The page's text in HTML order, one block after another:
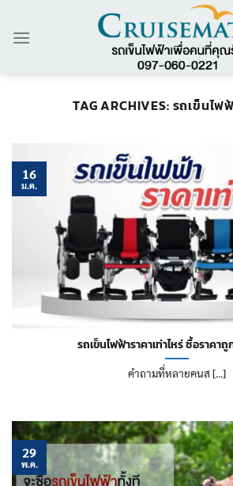
TAG ARCHIVES: รถเข็นไฟ
รถเข็นไฟฟ้าราคาเท่าไหร่ ซื้อราคา
คำถามที่หลายคนส [...]
16
ม.ค.
29
พ.ค.